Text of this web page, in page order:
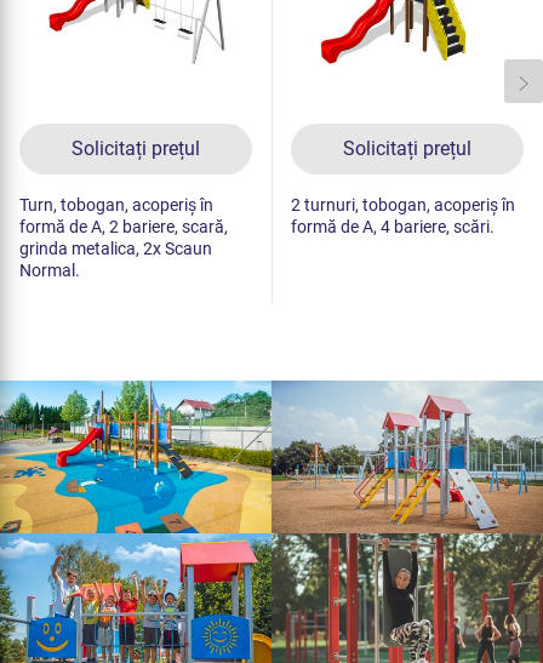
Solicitați prețul
Turn, tobogan, acoperiș în
formă de A, 2 bariere, scară,
grinda metalica, 2x Scaun
Normal.
Solicitați prețul
2 turnuri, tobogan, acoperiș în
formă de A, 4 bariere, scări.